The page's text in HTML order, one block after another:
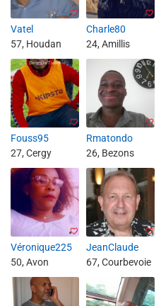
Vatel
57, Houdan
Charle80
24, Amillis
Fouss95
27, Cergy
Rmatondo
26, Bezons
Véronique225
50, Avon
JeanClaude
67, Courbevoie